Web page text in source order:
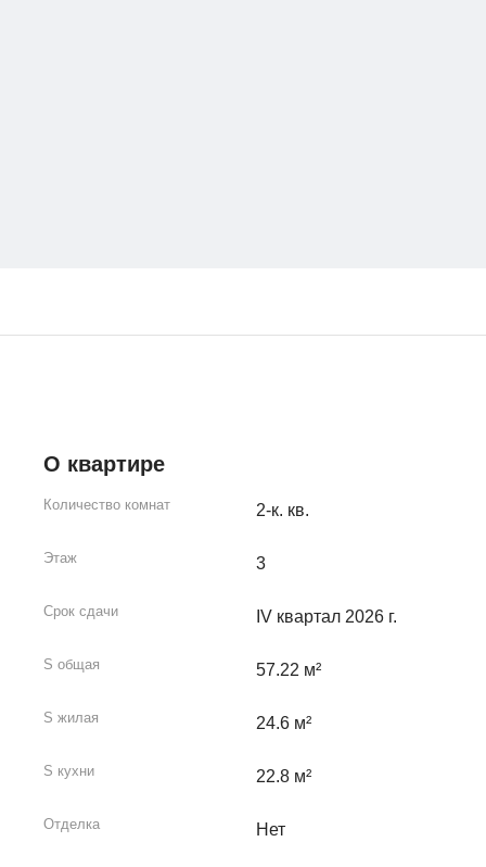
О квартире
Количество комнат 2-к. кв.
Этаж 3
Срок сдачи IV квартал 2026 г.
S общая 57.22 м²
S жилая 24.6 м²
S кухни 22.8 м²
Отделка Нет